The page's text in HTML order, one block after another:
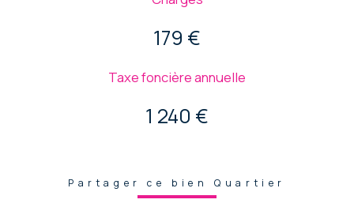
179 €
Taxe foncière annuelle
1 240 €
Partager ce bien Quartier